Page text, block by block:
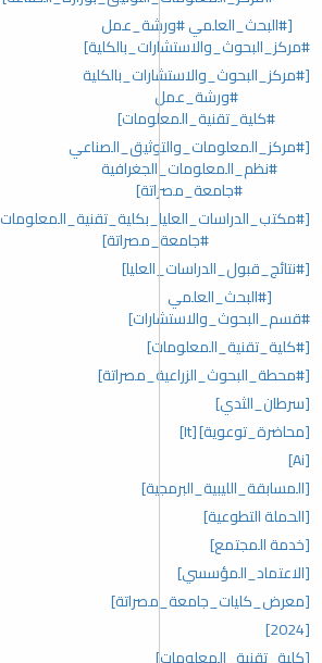
[#البحث_العلمي #ورشة_عمل
#مركز_البحوث_والاستشارات_بالكلية]
[#مركز_البحوث_والاستشارات_بالكلية
#ورشة_عمل
#كلية_تقنية_المعلومات]
[#مركز_المعلومات_والتوثيق_الصناعي
#نظم_المعلومات_الجغرافية
#جامعة_مصراتة]
[#مكتب_الدراسات_العليا_بكلية_تقنية_المعلومات
#جامعة_مصراتة]
[#نتائج_قبول_الدراسات_العليا]
[#البحث_العلمي
#قسم_البحوث_والاستشارات]
[#كلية_تقنية_المعلومات]
[#محطة_البحوث_الزراعية_مصراتة]
[سرطان_الثدي]
[محاضرة_توعوية][It]
[Ai]
[المسابقة_الليبية_البرمجية]
[الحملة التطوعية]
[خدمة المجتمع]
[الاعتماد_المؤسسي]
[معرض_كليات_جامعة_مصراتة]
[2024]